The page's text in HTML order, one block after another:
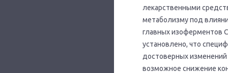
лекарственными
метаболизму под
главных изоферментов
установлено, что
достоверных
возможное снижение